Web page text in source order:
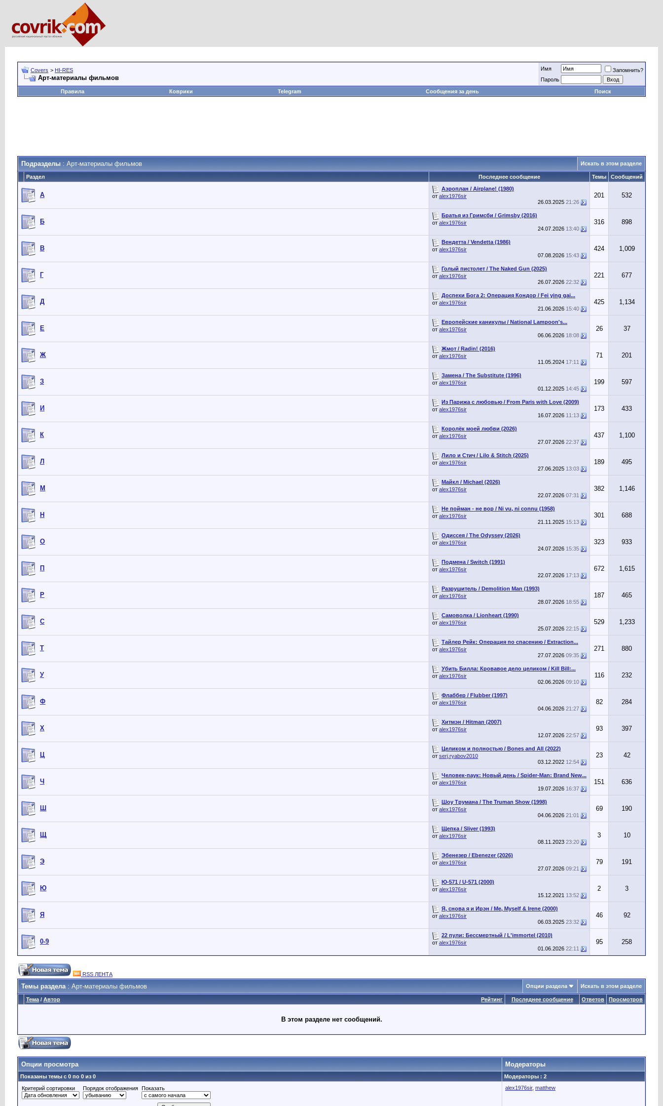
Covers > HI-RES
Арт-материалы фильмов
Имя
Запомнить?
Пароль
Правила
Коврики Telegram Сообщения за день Поиск
Подразделы : Арт-материалы фильмов Искать в этом разделе
Раздел Последнее сообщение Темы Сообщений
А
Аэроплан / Airplane! (1980)
от alex1976sir
26.03.2025 21:26
201 532
Б
Братья из Гримсби / Grimsby (2016)
от alex1976sir
24.07.2026 13:40
316 898
В
Вендетта / Vendetta (1986)
от alex1976sir
07.08.2026 15:43
424 1,009
Г
Голый пистолет / The Naked Gun (2025)
от alex1976sir
26.07.2026 22:32
221 677
Д
Доспехи Бога 2: Операция Кондор / Fei ying gai...
от alex1976sir
21.06.2026 15:40
425 1,134
Е
Европейские каникулы / National Lampoon's...
от alex1976sir
06.06.2026 18:08
26 37
Ж
Жмот / Radin! (2016)
от alex1976sir
11.05.2024 17:11
71 201
З
Замена / The Substitute (1996)
от alex1976sir
01.12.2025 14:45
199 597
И
Из Парижа с любовью / From Paris with Love (2009)
от alex1976sir
16.07.2026 11:13
173 433
К
Королёк моей любви (2026)
от alex1976sir
27.07.2026 22:37
437 1,100
Л
Лило и Стич / Lilo & Stitch (2025)
от alex1976sir
27.06.2025 13:03
189 495
М
Майкл / Michael (2026)
от alex1976sir
22.07.2026 07:31
382 1,146
Н
Не пойман - не вор / Ni vu, ni connu (1958)
от alex1976sir
21.11.2025 15:13
301 688
О
Одиссея / The Odyssey (2026)
от alex1976sir
24.07.2026 15:35
323 933
П
Подмена / Switch (1991)
от alex1976sir
22.07.2026 17:13
672 1,615
Р
Разрушитель / Demolition Man (1993)
от alex1976sir
28.07.2026 18:55
187 465
С
Самоволка / Lionheart (1990)
от alex1976sir
25.07.2026 22:15
529 1,233
Т
Тайлер Рейк: Операция по спасению / Extraction...
от alex1976sir
27.07.2026 09:35
271 880
У
Убить Билла: Кровавое дело целиком / Kill Bill:...
от alex1976sir
02.06.2026 09:10
116 232
Ф
Флаббер / Flubber (1997)
от alex1976sir
04.06.2026 21:27
82 284
Х
Хитмэн / Hitman (2007)
от alex1976sir
12.07.2026 22:57
93 397
Ц
Целиком и полностью / Bones and All (2022)
от serj.ryabov2010
03.12.2022 12:54
23 42
Ч
Человек-паук: Новый день / Spider-Man: Brand New...
от alex1976sir
19.07.2026 16:37
151 636
Ш
Шоу Трумана / The Truman Show (1998)
от alex1976sir
04.06.2026 21:01
69 190
Щ
Щепка / Sliver (1993)
от alex1976sir
08.11.2023 23:20
3 10
Э
Эбенезер / Ebenezer (2026)
от alex1976sir
27.07.2026 09:21
79 191
Ю
Ю-571 / U-571 (2000)
от alex1976sir
15.12.2021 13:52
2 3
Я
Я, снова я и Ирэн / Me, Myself & Irene (2000)
от alex1976sir
06.03.2025 23:32
46 92
0-9
22 пули: Бессмертный / L'immortel (2010)
от alex1976sir
01.06.2026 22:11
95 258
RSS ЛЕНТА
Темы раздела: Арт-материалы фильмов Опции раздела Искать в этом разделе
Рейтинг
Тема / Автор Последнее сообщение Ответов Просмотров
В этом разделе нет сообщений.
Опции просмотра Модераторы
Показаны темы с 0 по 0 из 0
Модераторы : 2
Критерий сортировки
Порядок отображения Показать alex1976sir, matthew